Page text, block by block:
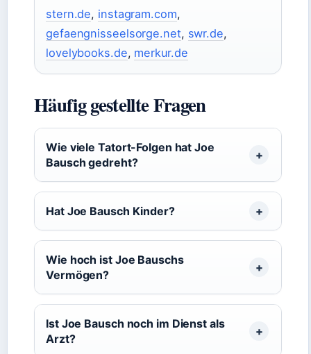
stern.de, instagram.com,
gefaengnisseelsorge.net, swr.de,
lovelybooks.de, merkur.de
Häufig gestellte Fragen
Wie viele Tatort-Folgen hat Joe
Bausch gedreht?
Hat Joe Bausch Kinder?
Wie hoch ist Joe Bauschs
Vermögen?
Ist Joe Bausch noch im Dienst als
Arzt?